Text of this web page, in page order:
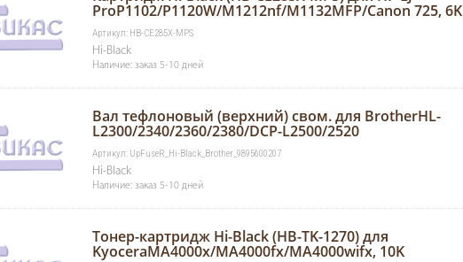
ProP1102/P1120W/M1212nf/M1132MFP/Canon 725, 6K
Артикул: HB-CE285X-MPS
Hi-Black
Наличие: заказ 5-10 дней
Вал тефлоновый (верхний) свом. для BrotherHL-
L2300/2340/2360/2380/DCP-L2500/2520
Артикул: UpFuseR_Hi-Black_Brother_9895600207
Hi-Black
Наличие: заказ 5-10 дней
Тонер-картридж Hi-Black (HB-TK-1270) для
KyoceraMA4000x/MA4000fx/MA4000wifx, 10K